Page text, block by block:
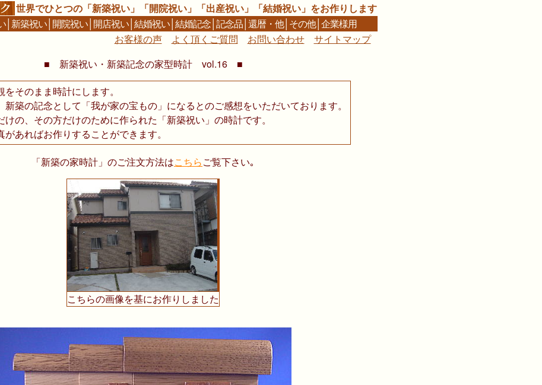
世界でひとつの「新築祝い」「開院祝い」「出産祝い」「結婚祝い」をお作りします
新築祝い 開院祝い 開店祝い 結婚祝い 結婚記念 記念品 還暦・他│ その他│ 企業様用
お客様の声
よく頂くご質問 お問い合わせ サイトマップ■
■ 新築祝い・新築記念の家型時計 vol.16 ■
そのまま時計にします。
新築の記念として「我が家の宝もの」になるとのご感想をいただいております。
けの、その方だけのために作られた「新築祝い」の時計です。
があればお作りすることができます。
「新築の家時計」のご注文方法はこちらご覧下さい｡
こちらの画像を基にお作りしました